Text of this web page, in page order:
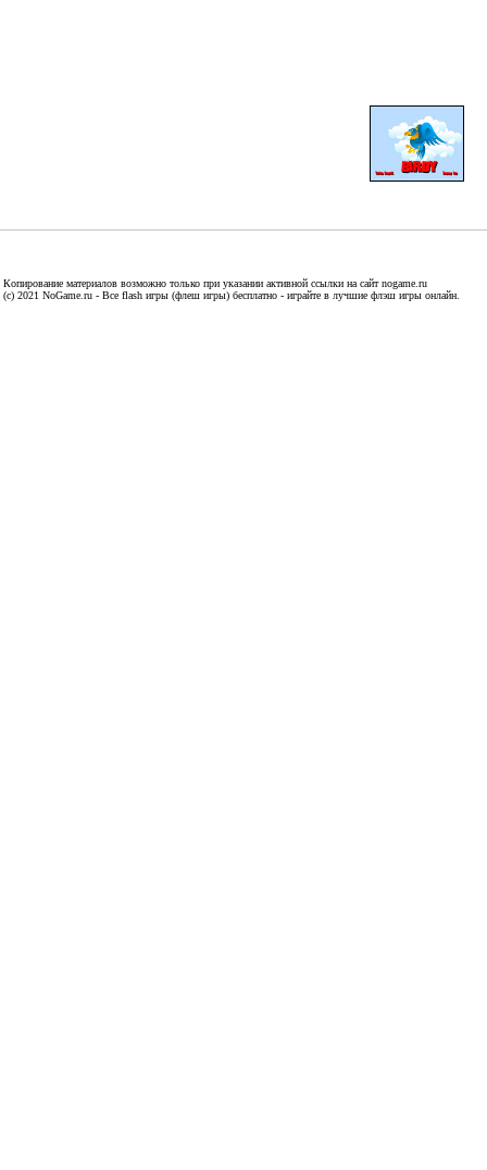
Копирование материалов возможно только при указании активной ссылки на сайт nogame.ru
(c) 2021 NoGame.ru - Все flash игры (флеш игры) бесплатно - играйте в лучшие флэш игры онлайн.